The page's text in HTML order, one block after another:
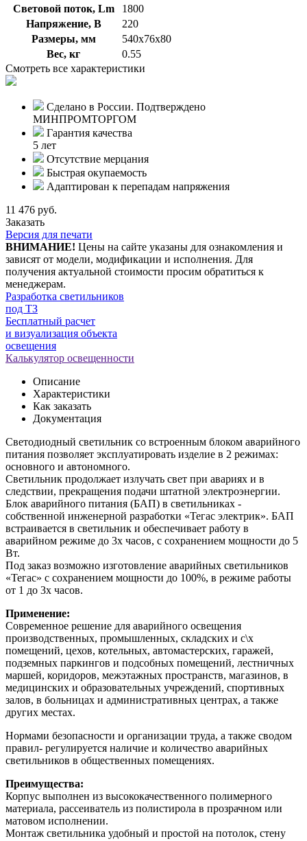
Световой поток, Lm
1800
Напряжение, В
220
Размеры, мм
540х76х80
Вес, кг
0.55
Смотреть все характеристики
Сделано в России. Подтверждено
МИНПРОМТОРГОМ
Гарантия качества
5 лет
Отсутствие мерцания
Быстрая окупаемость
Адаптирован к перепадам напряжения
11 476 руб.
Заказать
Версия для печати
ВНИМАНИЕ! Цены на сайте указаны для ознакомления и
зависят от модели, модификации и исполнения. Для
получения актуальной стоимости просим обратиться к
менеджерам.
Разработка светильников
под ТЗ
Бесплатный расчет
и визуализация объекта
освещения
Калькулятор освещенности
Описание
Характеристики
Как заказать
Документация
Светодиодный светильник со встроенным блоком аварийного
питания позволяет эксплуатировать изделие в 2 режимах:
основного и автономного.
Светильник продолжает излучать свет при авариях и в
следствии, прекращения подачи штатной электроэнергии.
Блок аварийного питания (БАП) в светильниках -
собственной инженерной разработки «Тегас электрик». БАП
встраивается в светильник и обеспечивает работу в
аварийном режиме до 3х часов, с сохранением мощности до 5
Вт.
Под заказ возможно изготовление аварийных светильников
«Тегас» с сохранением мощности до 100%, в режиме работы
от 1 до 3х часов.
Применение:
Современное решение для аварийного освещения
производственных, промышленных, складских и с\х
помещений, цехов, котельных, автомастерских, гаражей,
подземных паркингов и подсобных помещений, лестничных
маршей, коридоров, межэтажных пространств, магазинов, в
медицинских и образовательных учреждений, спортивных
залов, в больницах и административных центрах, а также
других местах.
Нормами безопасности и организации труда, а также сводом
правил- регулируется наличие и количество аварийных
светильников в общественных помещениях.
Преимущества:
Корпус выполнен из высококачественного полимерного
материала, рассеиватель из полистирола в прозрачном или
матовом исполнении.
Монтаж светильника удобный и простой на потолок, стену